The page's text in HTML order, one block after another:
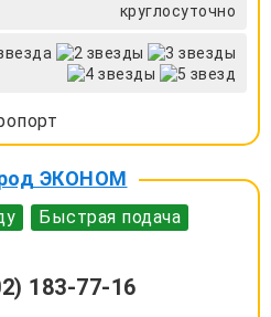
круглосуточно
ЭКОНОМ
Быстрая подача
183-77-16